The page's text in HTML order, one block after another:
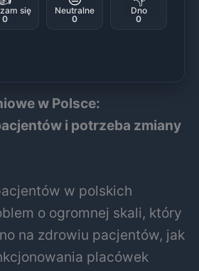
się
0
Neutralne
0
Dno
0
w Polsce:
i potrzeba zmiany
w polskich
o ogromnej skali, który
na zdrowiu pacjentów, jak
placówek